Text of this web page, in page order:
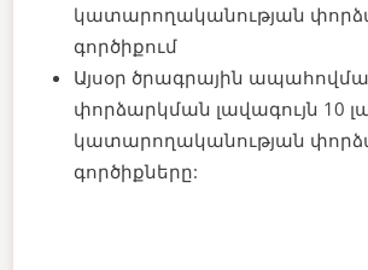
կատարողականության
գործիքում
Այսօր ծրագրային
փորձարկման լավագույն 10
կատարողականության
գործիքները: